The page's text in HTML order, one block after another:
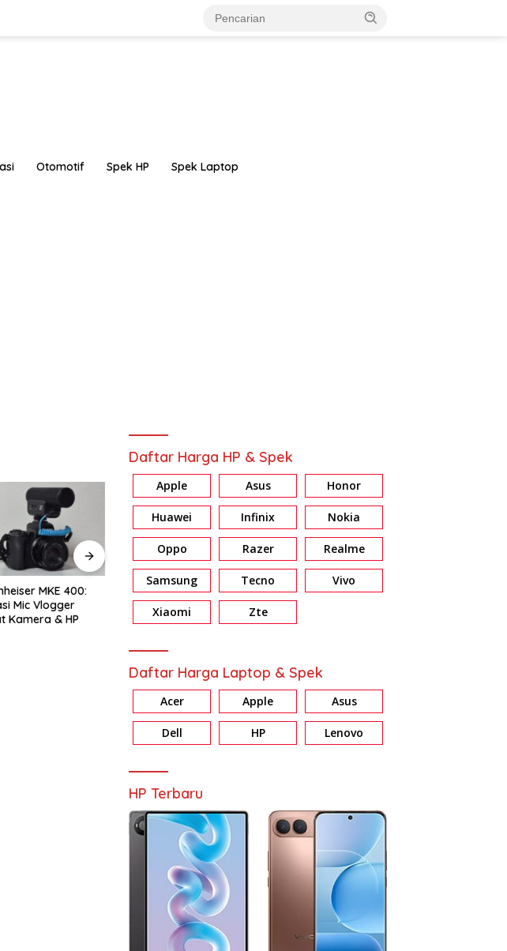
Otomotif Spek HP Spek Laptop
MKE 400:
Mic Vlogger
Kamera & HP
Review Xiaomi Smart Band 10
Pro: Harga Sejutaan, Fiturnya
Bikin Nagih!
Review HONOR X7d: Baterai &
Daftar Harga HP & Spek
Apple Asus Honor
Huawei Infinix Nokia
Oppo Razer Realme
Samsung Tecno Vivo
Xiaomi Zte
Daftar Harga Laptop & Spek
Acer Apple Asus
Dell HP Lenovo
HP Terbaru